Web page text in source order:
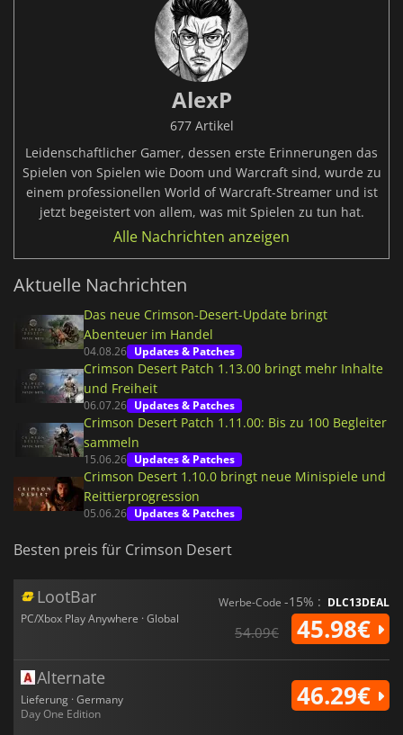
AlexP
677 Artikel
Leidenschaftlicher Gamer, dessen erste Erinnerungen das
Spielen von Spielen wie Doom und Warcraft sind, wurde zu
einem professionellen World of Warcraft-Streamer und ist
jetzt begeistert von allem, was mit Spielen zu tun hat.
Alle Nachrichten anzeigen
Aktuelle Nachrichten
Das neue Crimson-Desert-Update bringt
Abenteuer im Handel
04.08.26 Updates & Patches
Crimson Desert Patch 1.13.00 bringt mehr Inhalte
und Freiheit
06.07.26 Updates & Patches
Crimson Desert Patch 1.11.00: Bis zu 100 Begleiter
sammeln
15.06.26 Updates & Patches
Crimson Desert 1.10.0 bringt neue Minispiele und
Reittierprogression
05.06.26 Updates & Patches
Besten preis für Crimson Desert
LootBar
PC/Xbox Play Anywhere · Global
Werbe-Code -15% : DLC13DEAL
54.09€ 45.98€
Alternate
Lieferung · Germany
Day One Edition
46.29€